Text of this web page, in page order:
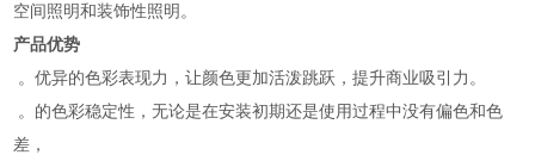
空间照明和装饰性照明。
产品优势
。优异的色彩表现力，让颜色更加活泼跳跃，提升商业吸引力。
。的色彩稳定性，无论是在安装初期还是使用过程中没有偏色和色
差，